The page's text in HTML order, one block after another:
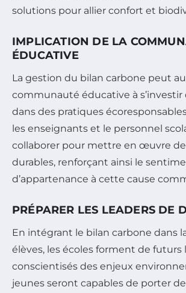
solutions pour allier confort et
IMPLICATION DE LA
ÉDUCATIVE
La gestion du bilan carbone peut
communauté éducative à s’investir
dans des pratiques
les enseignants et le personnel
collaborer pour mettre en œuvre
durables, renforçant ainsi le
d’appartenance à cette cause
PRÉPARER LES LEADERS DE
En intégrant le bilan carbone dans
élèves, les écoles forment de futurs
conscientisés des enjeux
jeunes seront capables de porter